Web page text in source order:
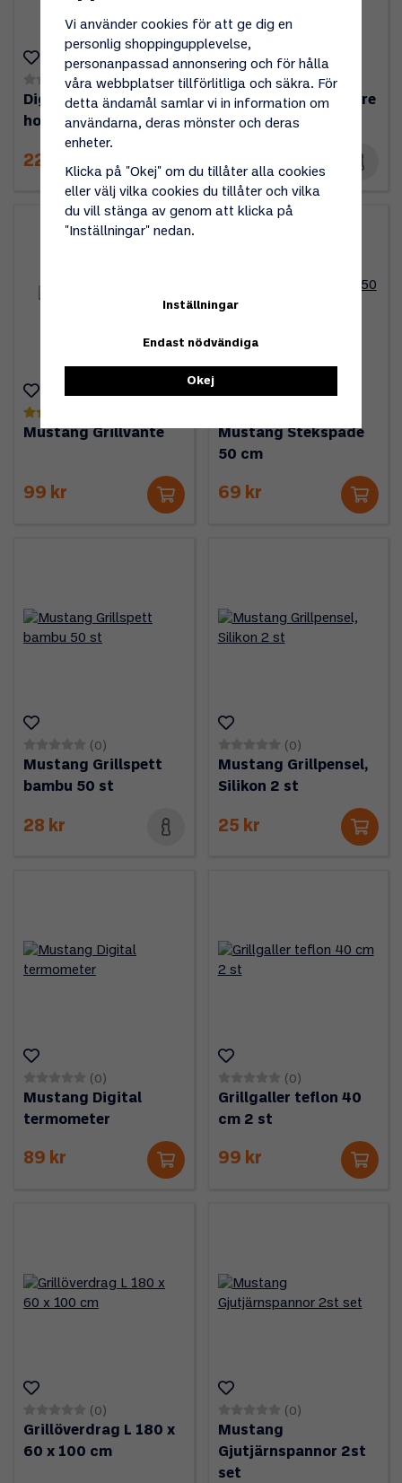
(0)
Digital termometer
hopfällbar
229 kr
(0)
Mustang Grilltändare
21cm
19 kr
Mustang Grillvante
99 kr
Mustang Stekspade
50 cm
69 kr
(0)
Mustang Grillspett
bambu 50 st
28 kr
(0)
Mustang Grillpensel,
Silikon 2 st
25 kr
(0)
Mustang Digital
termometer
89 kr
(0)
Grillgaller teflon 40
cm 2 st
99 kr
(0)
Grillöverdrag L 180 x
60 x 100 cm
(0)
Mustang
Gjutjärnspannor 2st
set
Vi använder cookies för att ge dig en
personlig shoppingupplevelse,
personanpassad annonsering och för hålla
våra webbplatser tillförlitliga och säkra. För
detta ändamål samlar vi in information om
användarna, deras mönster och deras
enheter.
Klicka på "Okej" om du tillåter alla cookies
eller välj vilka cookies du tillåter och vilka
du vill stänga av genom att klicka på
"Inställningar" nedan.
Inställningar
Endast nödvändiga
Okej